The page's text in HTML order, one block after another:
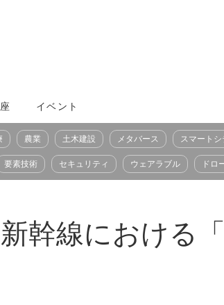
イベント
農業 土木建設 メタバース スマートシ
要素技術 セキュリティ ウェアラブル ドロ
幹線における